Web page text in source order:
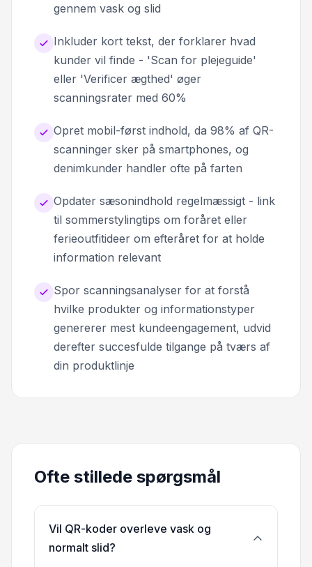
gennem vask og slid
Inkluder kort tekst, der forklarer hvad
kunder vil finde - 'Scan for plejeguide'
eller 'Verificer ægthed' øger
scanningsrater med 60%
Opret mobil-først indhold, da 98% af QR-
scanninger sker på smartphones, og
denimkunder handler ofte på farten
Opdater sæsonindhold regelmæssigt - link
til sommerstylingtips om foråret eller
ferieoutfitideer om efteråret for at holde
information relevant
Spor scanningsanalyser for at forstå
hvilke produkter og informationstyper
genererer mest kundeengagement, udvid
derefter succesfulde tilgange på tværs af
din produktlinje
Ofte stillede spørgsmål
Vil QR-koder overleve vask og
normalt slid?